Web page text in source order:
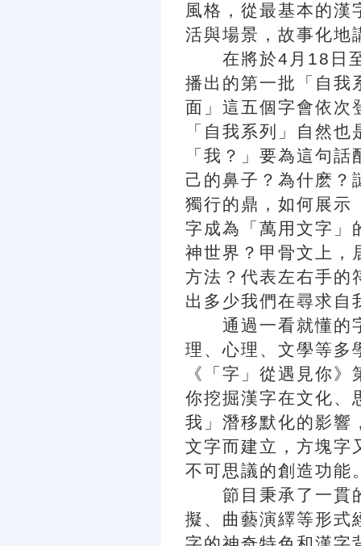
風格，從最基本的漢
活與場景，故事化地
在將於4月18日至
播出的第一批「自我
面」這五個字會依次
「自我系列」自然
「我？」要為這句
己的鼻子？為什麽？
獨行的鼎，如何展示
字成為「萬用文字」
神世界？甲骨文上，
方法？代表左右手的
出多少我們在尋求自
通過一看就懂的字
理、心理、文學等多
《「字」從遇見你
你挖掘漢字在文化、
我」潛移默化的影響
文字而建立，方塊字
不可思議的創造功能
節目秉承了一貫的
擬、曲藝演繹等形式